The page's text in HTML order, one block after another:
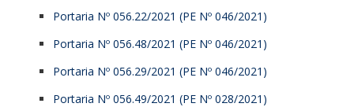
Portaria Nº 056.22/2021 (PE Nº 046/2021)
Portaria Nº 056.48/2021 (PE Nº 046/2021)
Portaria Nº 056.29/2021 (PE Nº 046/2021)
Portaria Nº 056.49/2021 (PE Nº 028/2021)